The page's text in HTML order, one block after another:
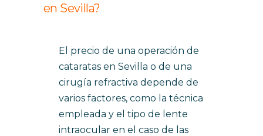
en Sevilla?
El precio de una operación de
cataratas en Sevilla o de una
cirugía refractiva depende de
varios factores, como la técnica
empleada y el tipo de lente
intraocular en el caso de las